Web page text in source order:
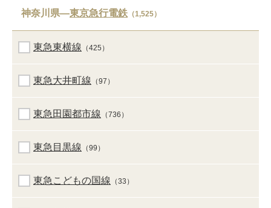
神奈川県―東京急行電鉄 （1,525）
東急東横線 （425）
東急大井町線 （97）
東急田園都市線 （736）
東急目黒線 （99）
東急こどもの国線 （33）